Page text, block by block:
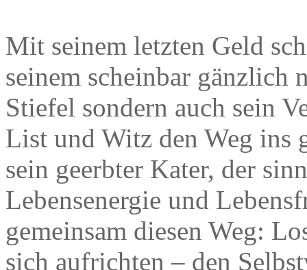
Mit seinem letzten Geld
seinem scheinbar gänzlich
Stiefel sondern auch sein
List und Witz den Weg ins
sein geerbter Kater, der
Lebensenergie und
gemeinsam diesen Weg:
sich aufrichten – den